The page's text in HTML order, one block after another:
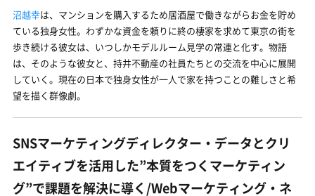
沼越幸は、マンションを購入するため居酒屋で働きながらお金を貯め
ている独身女性。わずかな資金を頼りに終の棲家を求めて東京の街を
歩き続ける彼女は、いつしかモデルルーム見学の常連と化す。物語
は、そのような彼女と、持井不動産の社員たちとの交流を中心に展開
していく。現在の日本で独身女性が一人で家を持つことの難しさと希
望を描く群像劇。
SNSマーケティングディレクター・データとクリ
エイティブを活用した”本質をつくマーケティン
グ”で課題を解決に導く/Webマーケティング・ネ